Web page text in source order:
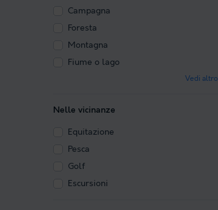
Campagna
Foresta
Montagna
Fiume o lago
Vedi altro
Nelle vicinanze
Equitazione
Pesca
Golf
Escursioni